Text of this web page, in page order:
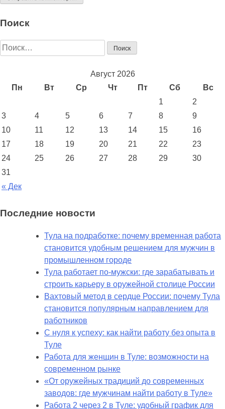
Поиск
Найти:
Август 2026
Пн
Вт Ср Чт Пт Сб Вс
« Дек
1
2
3
4 5 6 7 8
9
10
11 12 13 14 15
16
17
18 19 20 21 22
23
24
25 26 27 28 29
30
31
Последние новости
Тула на подработке: почему временная работа
становится удобным решением для мужчин в
промышленном городе
Тула работает по-мужски: где зарабатывать и
строить карьеру в оружейной столице России
Вахтовый метод в сердце России: почему Тула
становится популярным направлением для
работников
С нуля к успеху: как найти работу без опыта в
Туле
Работа для женщин в Туле: возможности на
современном рынке
«От оружейных традиций до современных
заводов: где мужчинам найти работу в Туле»
Работа 2 через 2 в Туле: удобный график для